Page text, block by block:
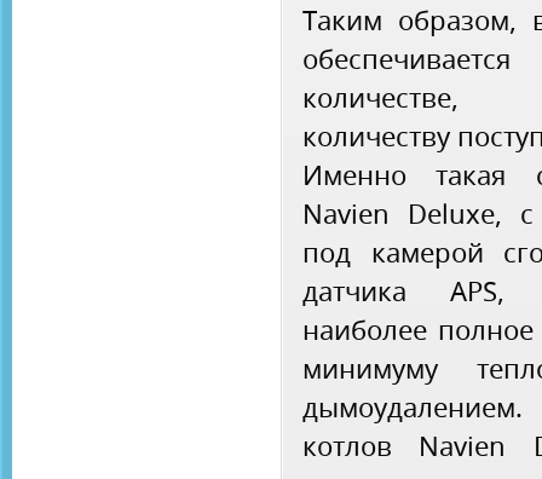
Таким образом,
количестве,
количеству
Именно такая
Navien Deluxe, с
под камерой
датчика APS,
наиболее
минимуму
котлов Navien